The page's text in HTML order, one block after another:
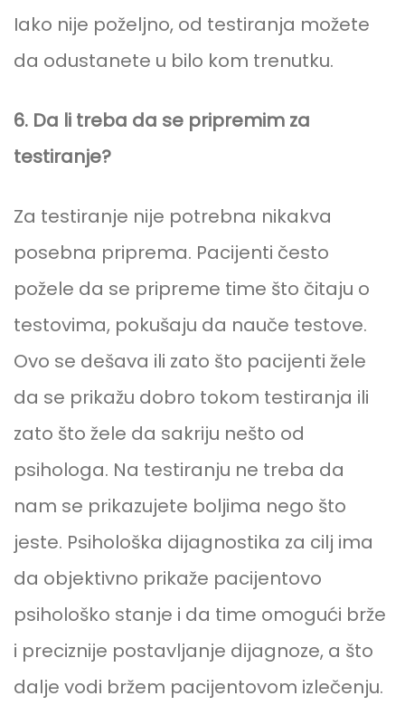
Iako nije poželjno, od testiranja možete
da odustanete u bilo kom trenutku.
6. Da li treba da se pripremim za
testiranje?
Za testiranje nije potrebna nikakva
posebna priprema. Pacijenti često
požele da se pripreme time što čitaju o
testovima, pokušaju da nauče testove.
Ovo se dešava ili zato što pacijenti žele
da se prikažu dobro tokom testiranja ili
zato što žele da sakriju nešto od
psihologa. Na testiranju ne treba da
nam se prikazujete boljima nego što
jeste. Psihološka dijagnostika za cilj ima
da objektivno prikaže pacijentovo
psihološko stanje i da time omogući brže
i preciznije postavljanje dijagnoze, a što
dalje vodi bržem pacijentovom izlečenju.